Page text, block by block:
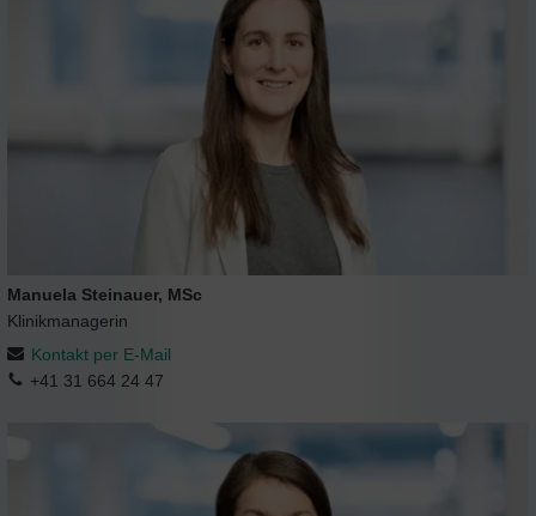
Manuela Steinauer, MSc
Klinikmanagerin
Kontakt per E-Mail
+41 31 664 24 47